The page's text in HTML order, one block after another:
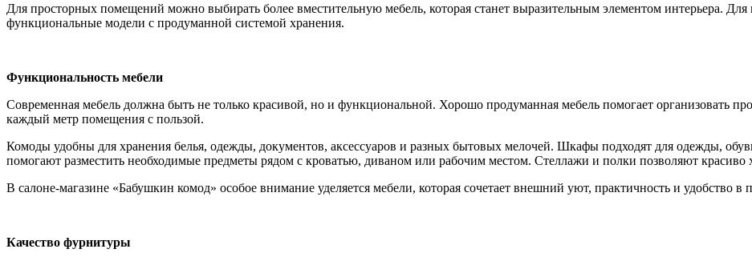
Для просторных помещений можно выбирать более вместительную мебель, которая станет выразительным элементом интерьера.
функциональные модели с продуманной системой хранения.
Функциональность мебели
Современная мебель должна быть не только красивой, но и функциональной. Хорошо продуманная мебель помогает организовать
каждый метр помещения с пользой.
Комоды удобны для хранения белья, одежды, документов, аксессуаров и разных бытовых мелочей. Шкафы подходят для одежды,
помогают разместить необходимые предметы рядом с кроватью, диваном или рабочим местом. Стеллажи и полки позволяют красиво
В салоне-магазине «Бабушкин комод» особое внимание уделяется мебели, которая сочетает внешний уют, практичность и удобство в
Качество фурнитуры